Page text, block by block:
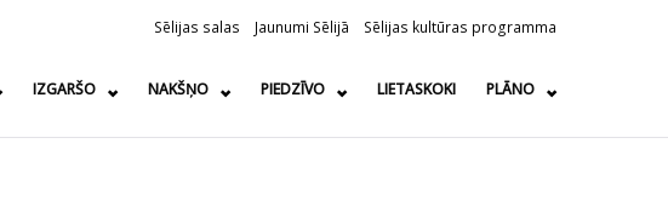
Sēlijas salas Jaunumi Sēlijā Sēlijas kultūras programma
IZGARŠO NAKŠŅO PIEDZĪVO LIETASKOKI PLĀNO